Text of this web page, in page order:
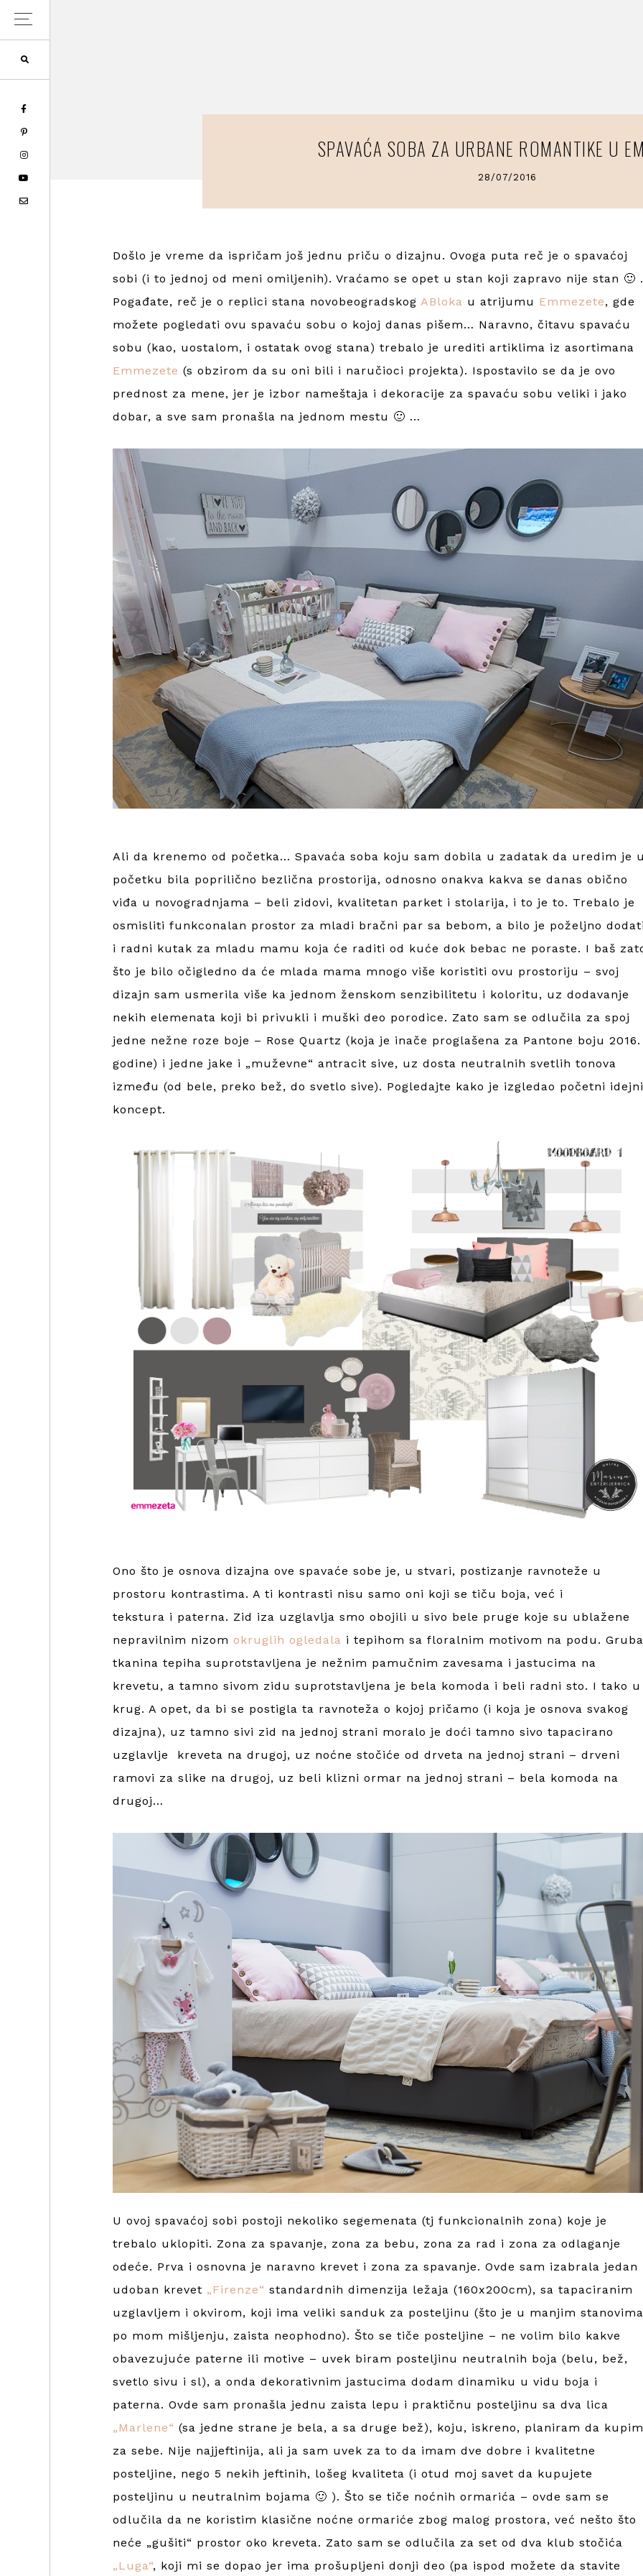
SPAVAĆA SOBA ZA URBANE ROMANTIKE U
28/07/2016
Došlo je vreme da ispričam još jednu priču o dizajnu. Ovoga puta reč je o spavaćoj
sobi (i to jednoj od meni omiljenih). Vraćamo se opet u stan koji zapravo nije stan 🙂 .
Pogađate, reč je o replici stana novobeogradskog ABloka u atrijumu Emmezete, gde
možete pogledati ovu spavaću sobu o kojoj danas pišem… Naravno, čitavu spavaću
sobu (kao, uostalom, i ostatak ovog stana) trebalo je urediti artiklima iz asortimana
Emmezete (s obzirom da su oni bili i naručioci projekta). Ispostavilo se da je ovo
prednost za mene, jer je izbor nameštaja i dekoracije za spavaću sobu veliki i jako
dobar, a sve sam pronašla na jednom mestu 🙂 …
Ali da krenemo od početka… Spavaća soba koju sam dobila u zadatak da uredim je
početku bila poprilično bezlična prostorija, odnosno onakva kakva se danas obično
viđa u novogradnjama – beli zidovi, kvalitetan parket i stolarija, i to je to. Trebalo je
osmisliti funkconalan prostor za mladi bračni par sa bebom, a bilo je poželjno
i radni kutak za mladu mamu koja će raditi od kuće dok bebac ne poraste. I baš
što je bilo očigledno da će mlada mama mnogo više koristiti ovu prostoriju – svoj
dizajn sam usmerila više ka jednom ženskom senzibilitetu i koloritu, uz dodavanje
nekih elemenata koji bi privukli i muški deo porodice. Zato sam se odlučila za spoj
jedne nežne roze boje – Rose Quartz (koja je inače proglašena za Pantone boju 2016.
godine) i jedne jake i „muževne“ antracit sive, uz dosta neutralnih svetlih tonova
između (od bele, preko bež, do svetlo sive). Pogledajte kako je izgledao početni idejni
koncept.
Ono što je osnova dizajna ove spavaće sobe je, u stvari, postizanje ravnoteže u
prostoru kontrastima. A ti kontrasti nisu samo oni koji se tiču boja, već i
tekstura i paterna. Zid iza uzglavlja smo obojili u sivo bele pruge koje su ublažene
nepravilnim nizom okruglih ogledala i tepihom sa floralnim motivom na podu. Gruba
tkanina tepiha suprotstavljena je nežnim pamučnim zavesama i jastucima na
krevetu, a tamno sivom zidu suprotstavljena je bela komoda i beli radni sto. I tako u
krug. A opet, da bi se postigla ta ravnoteža o kojoj pričamo (i koja je osnova svakog
dizajna), uz tamno sivi zid na jednoj strani moralo je doći tamno sivo tapacirano
uzglavlje kreveta na drugoj, uz noćne stočiće od drveta na jednoj strani – drveni
ramovi za slike na drugoj, uz beli klizni ormar na jednoj strani – bela komoda na
drugoj…
U ovoj spavaćoj sobi postoji nekoliko segemenata (tj funkcionalnih zona) koje je
trebalo uklopiti. Zona za spavanje, zona za bebu, zona za rad i zona za odlaganje
odeće. Prva i osnovna je naravno krevet i zona za spavanje. Ovde sam izabrala jedan
udoban krevet „Firenze“ standardnih dimenzija ležaja (160x200cm), sa tapaciranim
uzglavljem i okvirom, koji ima veliki sanduk za posteljinu (što je u manjim
po mom mišljenju, zaista neophodno). Što se tiče posteljine – ne volim bilo kakve
obavezujuće paterne ili motive – uvek biram posteljinu neutralnih boja (belu, bež,
svetlo sivu i sl), a onda dekorativnim jastucima dodam dinamiku u vidu boja i
paterna. Ovde sam pronašla jednu zaista lepu i praktičnu posteljinu sa dva lica
„Marlene“ (sa jedne strane je bela, a sa druge bež), koju, iskreno, planiram da kupim
za sebe. Nije najjeftinija, ali ja sam uvek za to da imam dve dobre i kvalitetne
posteljine, nego 5 nekih jeftinih, lošeg kvaliteta (i otud moj savet da kupujete
posteljinu u neutralnim bojama 🙂 ). Što se tiče noćnih ormarića – ovde sam se
odlučila da ne koristim klasične noćne ormariće zbog malog prostora, već nešto što
neće „gušiti“ prostor oko kreveta. Zato sam se odlučila za set od dva klub stočića
„Luga“, koji mi se dopao jer ima prošupljeni donji deo (pa ispod možete da stavite